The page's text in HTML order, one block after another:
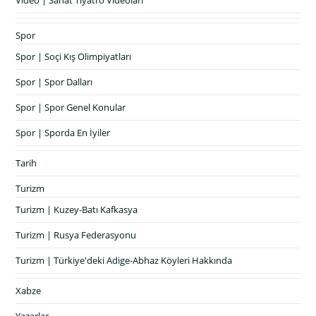
Spor
Spor | Soçi Kış Olimpiyatları
Spor | Spor Dalları
Spor | Spor Genel Konular
Spor | Sporda En İyiler
Tarih
Turizm
Turizm | Kuzey-Batı Kafkasya
Turizm | Rusya Federasyonu
Turizm | Türkiye'deki Adige-Abhaz Köyleri Hakkında
Xabze